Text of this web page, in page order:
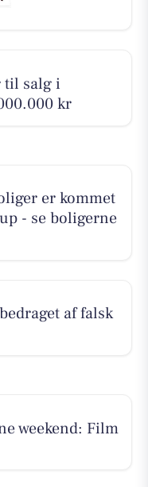
til salg i
kr
er kommet
- se boligerne
af falsk
weekend: Film